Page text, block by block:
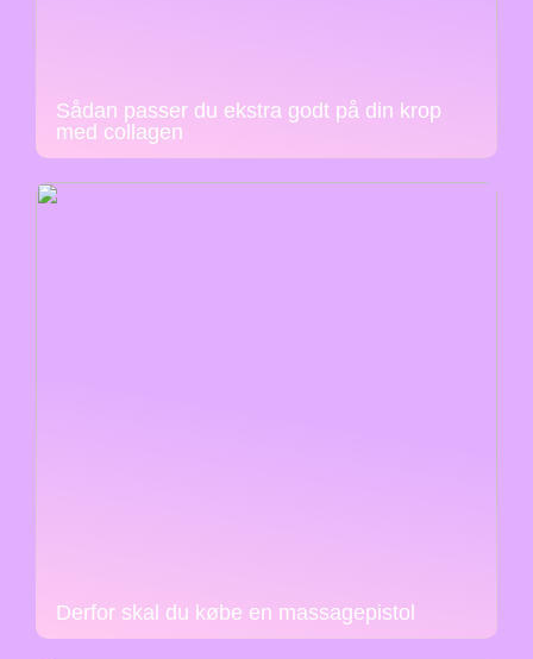
Sådan passer du ekstra godt på din krop
med collagen
Derfor skal du købe en massagepistol